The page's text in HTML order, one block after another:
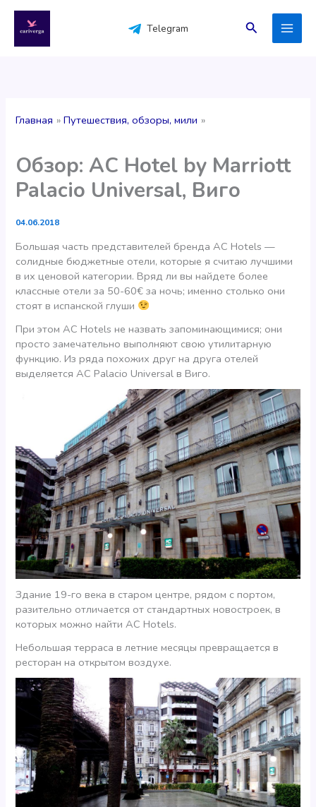
содержимому
Telegram Поиск
Главная Путешествия, обзоры, мили
Обзор: AC Hotel by Marriott
Palacio Universal, Виго
04.06.2018
Большая часть представителей бренда АС Hotels —
солидные бюджетные отели, которые я считаю лучшими
в их ценовой категории. Вряд ли вы найдете более
классные отели за 50-60€ за ночь; именно столько они
стоят в испанской глуши
При этом АС Hotels не назвать запоминающимися; они
просто замечательно выполняют свою утилитарную
функцию. Из ряда похожих друг на друга отелей
выделяется AC Palacio Universal в Виго.
Здание 19-го века в старом центре, рядом с портом,
разительно отличается от стандартных новостроек, в
которых можно найти AC Hotels.
Небольшая терраса в летние месяцы превращается в
ресторан на открытом воздухе.